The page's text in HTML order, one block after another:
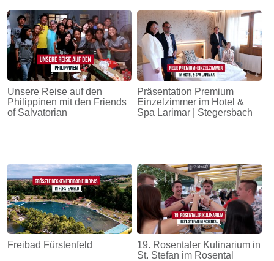
Unsere Reise auf den
Philippinen mit den Friends
of Salvatorian
Präsentation Premium
Einzelzimmer im Hotel &
Spa Larimar | Stegersbach
Freibad Fürstenfeld
19. Rosentaler Kulinarium in
St. Stefan im Rosental